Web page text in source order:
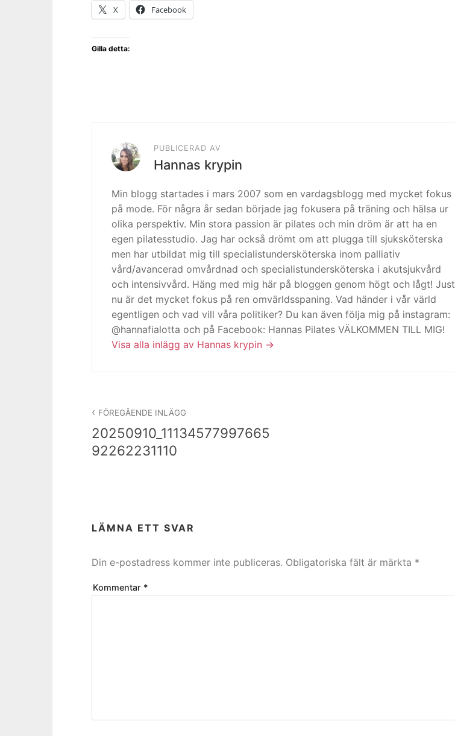
X Facebook
Gilla detta:
PUBLICERAD AV
Hannas krypin
Min blogg startades i mars 2007 som en vardagsblogg med mycket fokus
på mode. För några år sedan började jag fokusera på träning och hälsa ur
olika perspektiv. Min stora passion är pilates och min dröm är att ha en
egen pilatesstudio. Jag har också drömt om att plugga till sjuksköterska
men har utbildat mig till specialistundersköterska inom palliativ
vård/avancerad omvårdnad och specialistundersköterska i akutsjukvård
och intensivvård. Häng med mig här på bloggen genom högt och lågt! Just
nu är det mycket fokus på ren omvärldsspaning. Vad händer i vår värld
egentligen och vad vill våra politiker? Du kan även följa mig på instagram:
@hannafialotta och på Facebook: Hannas Pilates VÄLKOMMEN TILL MIG!
Visa alla inlägg av Hannas krypin
FÖREGÅENDE INLÄGG
20250910_11134577997665
92262231110
LÄMNA ETT SVAR
Din e-postadress kommer inte publiceras. Obligatoriska fält är märkta *
Kommentar *